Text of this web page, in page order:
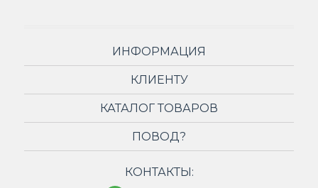
ИНФОРМАЦИЯ
КЛИЕНТУ
КАТАЛОГ ТОВАРОВ
ПОВОД?
КОНТАКТЫ: